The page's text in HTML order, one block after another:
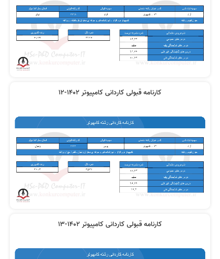
کارنامه قبولی کاردانی کامپیوتر 1402-12
کارنامه قبولی کاردانی کامپیوتر 1402-13